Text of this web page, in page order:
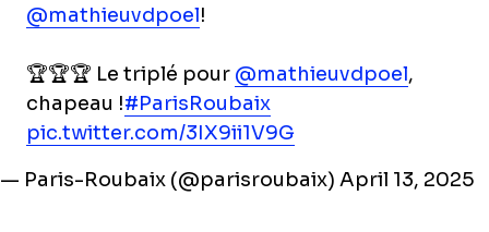
@mathieuvdpoel!
🏆🏆🏆 Le triplé pour @mathieuvdpoel,
chapeau !#ParisRoubaix
pic.twitter.com/3IX9ii1V9G
— Paris-Roubaix (@parisroubaix) April 13, 2025